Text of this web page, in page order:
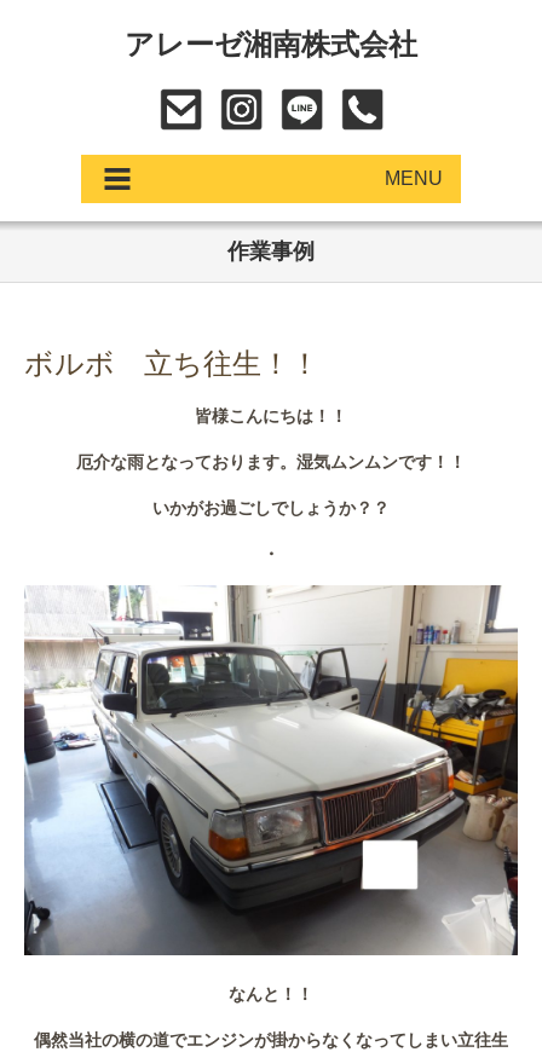
アレーゼ湘南株式会社
MENU
中古車
保険
店舗アクセス
作業事例
ボルボ 立ち往生！！
皆様こんにちは！！
厄介な雨となっております。湿気ムンムンです！！
いかがお過ごしでしょうか？？
・
なんと！！
偶然当社の横の道でエンジンが掛からなくなってしまい立往生